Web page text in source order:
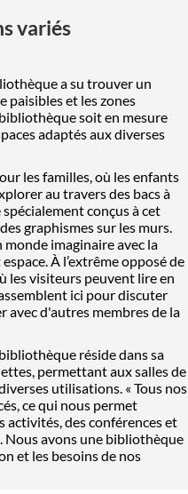
variés
èque a su trouver un
paisibles et les zones
èque soit en mesure
adaptés aux diverses
les familles, où les enfants
au travers des bacs à
conçus à cet
graphismes sur les murs.
imaginaire avec la
À l’extrême opposé de
ù les visiteurs peuvent lire en
ici pour discuter
avec d'autres membres de la
èque réside dans sa
permettant aux salles de
utilisations. « Tous nos
ce qui nous permet
des conférences et
Nous avons une bibliothèque
et les besoins de nos